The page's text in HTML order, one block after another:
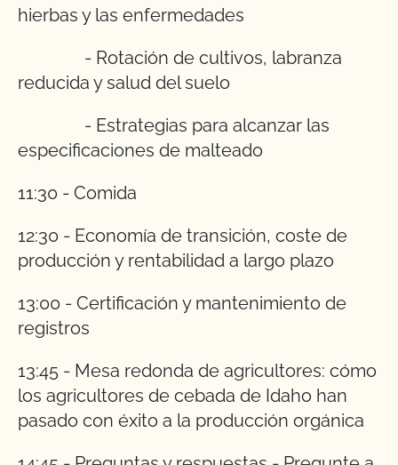
hierbas y las enfermedades
- Rotación de cultivos, labranza
reducida y salud del suelo
- Estrategias para alcanzar las
especificaciones de malteado
11:30 - Comida
12:30 - Economía de transición, coste de
producción y rentabilidad a largo plazo
13:00 - Certificación y mantenimiento de
registros
13:45 - Mesa redonda de agricultores: cómo
los agricultores de cebada de Idaho han
pasado con éxito a la producción orgánica